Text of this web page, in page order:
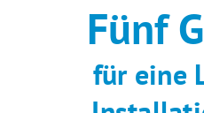
Fünf
für eine